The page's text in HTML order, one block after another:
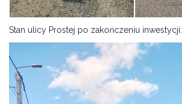
Stan ulicy Prostej po zakończeniu inwestycji: